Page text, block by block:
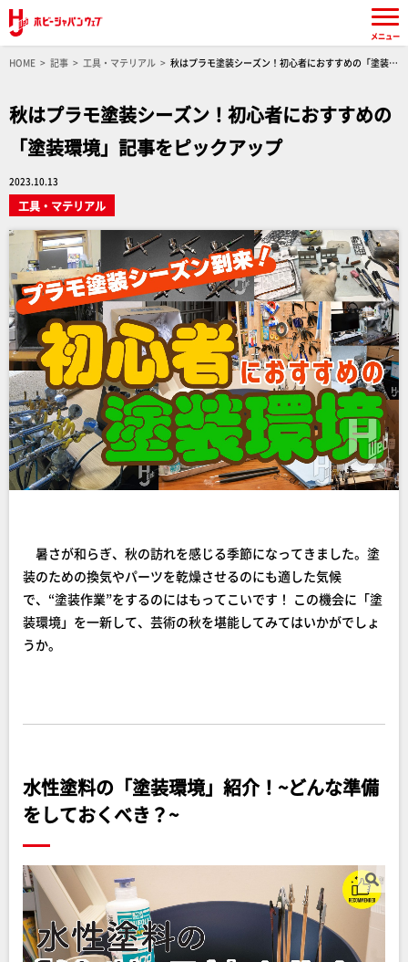
HOME 記事 工具・マテリアル
秋はプラモ塗装シーズン！初心者におすすめの「塗装環
秋はプラモ塗装シーズン！初心者におすすめの
「塗装環境」記事をピックアップ
2023.10.13
工具・マテリアル
暑さが和らぎ、秋の訪れを感じる季節になってきました。塗
装のための換気やパーツを乾燥させるのにも適した気候
で、“塗装作業”をするのにはもってこいです！ この機会に「塗
装環境」を一新して、芸術の秋を堪能してみてはいかがでしょ
うか。
水性塗料の「塗装環境」紹介！~どんな準備
をしておくべき？~
メニュー